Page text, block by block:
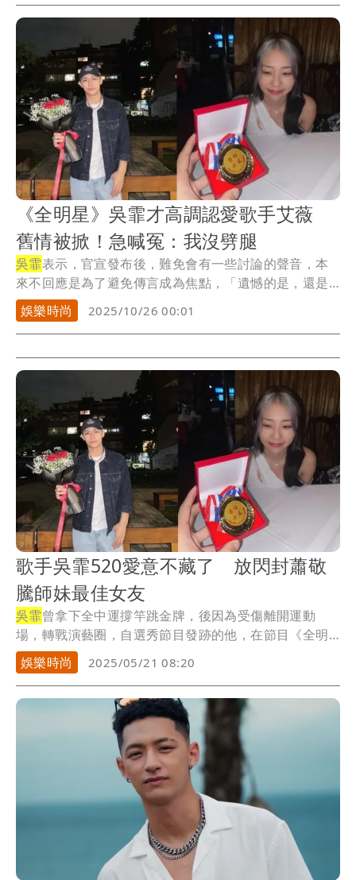
《全明星》吳霏才高調認愛歌手艾薇
舊情被掀！急喊冤：我沒劈腿
吳霏表示，官宣發布後，難免會有一些討論的聲音，本
來不回應是為了避免傳言成為焦點，「遺憾的是，還是
有人...
娛樂時尚 2025/10/26 00:01
歌手吳霏520愛意不藏了 放閃封蕭敬
騰師妹最佳女友
吳霏曾拿下全中運撐竿跳金牌，後因為受傷離開運動
場，轉戰演藝圈，自選秀節目發跡的他，在節目《全明
星運動...
娛樂時尚 2025/05/21 08:20